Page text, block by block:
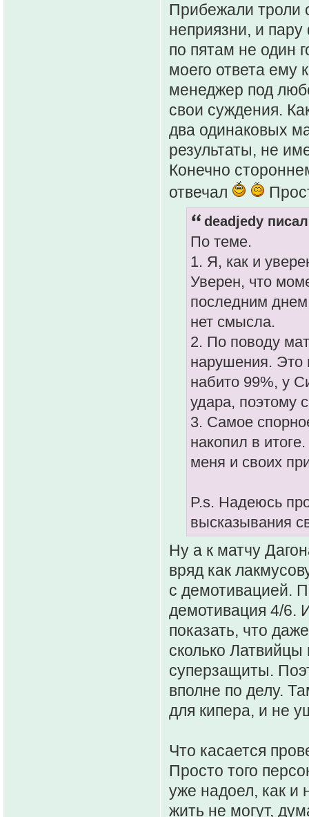
Прибежали троли
неприязни, и
по пятам не один
моего ответа ему
менеджер под
свои суждения.
два одинаковых
результаты, не
Конечно
отвечал
deadjedy
По теме.
1. Я, как и
Уверен, что
последним
нет смысла.
2. По поводу
нарушения. Это
набито 99%, у
удара, поэтому
3. Самое
накопил в
меня и своих
P.s. Надеюсь
высказывания
Ну а к матчу
вряд как
с демотивацией.
демотивация 4/6.
показать, что
сколько
суперзащиты.
вполне по делу.
для кипера, и не
Что касается
Просто того
уже надоел, как и
жить не могут,